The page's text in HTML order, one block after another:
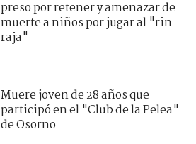
preso por retener y amenazar de
muerte a niños por jugar al "rin
raja"
Muere joven de 28 años que
participó en el "Club de la Pelea"
de Osorno